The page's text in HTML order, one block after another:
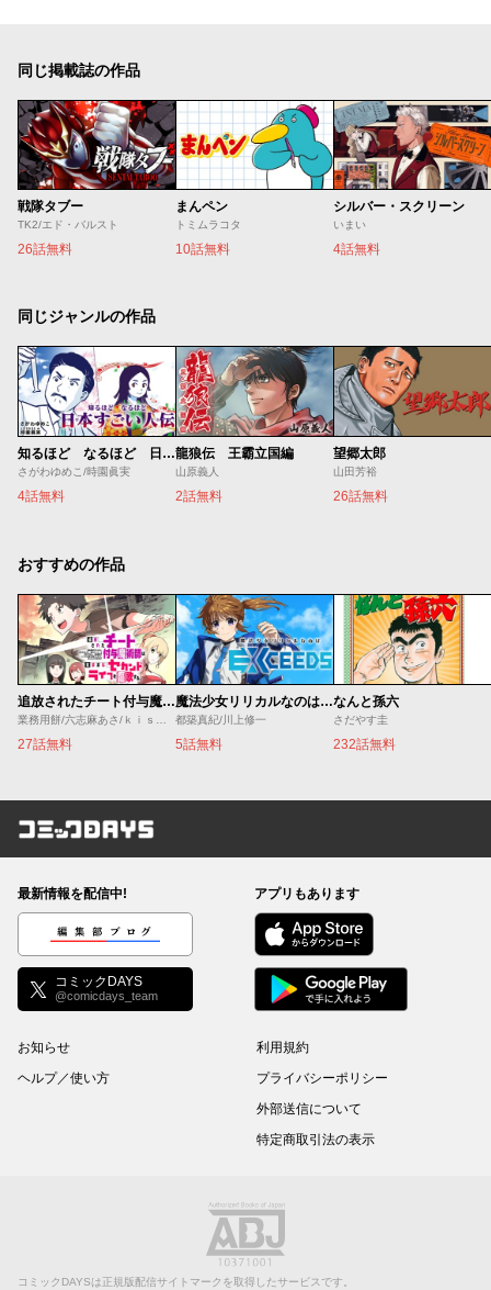
同じ掲載誌の作品
戦隊タブー
TK2/エド・バルスト
26話無料
まんペン
トミムラコタ
10話無料
シルバー・スクリーン
いまい
4話無料
同じジャンルの作品
知るほど なるほど 日本すごい人伝
さがわゆめこ/時園眞実
4話無料
龍狼伝 王霸立国編
山原義人
2話無料
望郷太郎
山田芳裕
26話無料
おすすめの作品
追放されたチート付与魔術師は気ままなセカンドライフを謳歌する。 ～俺は武器だけじゃなく、あらゆるものに『強化ポイント』を付与できるし、俺の意思でいつでも効果を解除できるけど、残った人たち大丈夫？～
27話無料
魔法少女リリカルなのは EXCEEDS
都築真紀/川上修一
5話無料
なんと孫六
さだやす圭
232話無料
コミックDAYS
最新情報を配信中!
編集部ブログ
コミックDAYS
@comicdays_team
アプリもあります
お知らせ
ヘルプ／使い方
利用規約
プライバシーポリシー
外部送信について
特定商取引法の表示
コミックDAYSは正規版配信サイトマークを取得したサービスです。